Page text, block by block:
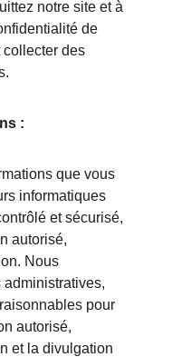
notre site et à
de
des
:
que vous
informatiques
et sécurisé,
autorisé,
Nous
pour
autorisé,
et la divulgation